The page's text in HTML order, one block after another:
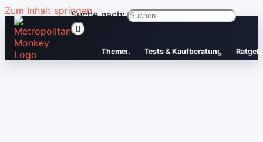
Zum Inhalt springenSuche nach:
Themen Tests & Kaufberatung